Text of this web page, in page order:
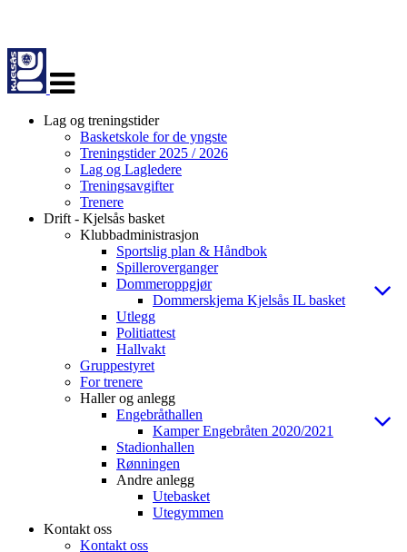
navigasjon
Lag og treningstider
Basketskole for de yngste
Treningstider 2025 / 2026
Lag og Lagledere
Treningsavgifter
Trenere
Drift - Kjelsås basket
Klubbadministrasjon
Sportslig plan & Håndbok
Spilleroverganger
Dommeroppgjør
Dommerskjema Kjelsås IL basket
Utlegg
Politiattest
Hallvakt
Gruppestyret
For trenere
Haller og anlegg
Engebråthallen
Kamper Engebråten 2020/2021
Stadionhallen
Rønningen
Andre anlegg
Utebasket
Utegymmen
Kontakt oss
Kontakt oss